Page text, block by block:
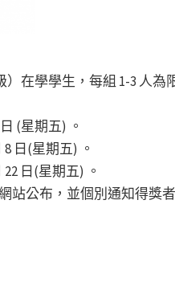
在學學生，每組 1-3 人為
(星期五) 。
日(星期五) 。
日(星期五) 。
站公布，並個別通知得獎者